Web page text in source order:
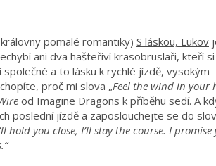
pomalé romantiky) S láskou, Lukov
ani dva hašteřiví krasobruslaři, kteří si
a to lásku k rychlé jízdě, vysokým
proč mi slova „Feel the wind in your
od Imagine Dragons k příběhu sedí. A
poslední jízdě a zaposlouchejte se do
you close, I’ll stay the course. I promise